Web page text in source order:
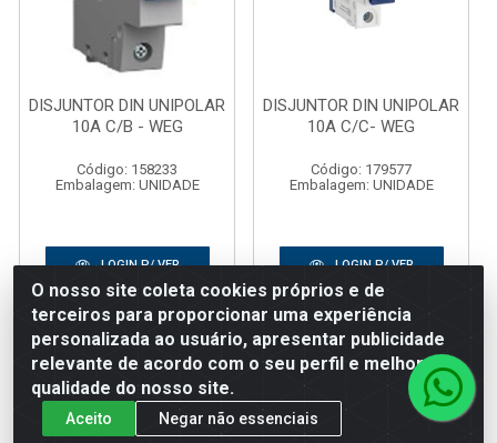
DISJUNTOR DIN UNIPOLAR
10A C/B - WEG
Código: 158233
Embalagem: UNIDADE
LOGIN P/ VER
DISJUNTOR DIN UNIPOLAR
10A C/C- WEG
Código: 179577
Embalagem: UNIDADE
LOGIN P/ VER
O nosso site coleta cookies próprios e de
terceiros para proporcionar uma experiência
personalizada ao usuário, apresentar publicidade
relevante de acordo com o seu perfil e melhorar a
qualidade do nosso site.
Aceito
Negar não essenciais